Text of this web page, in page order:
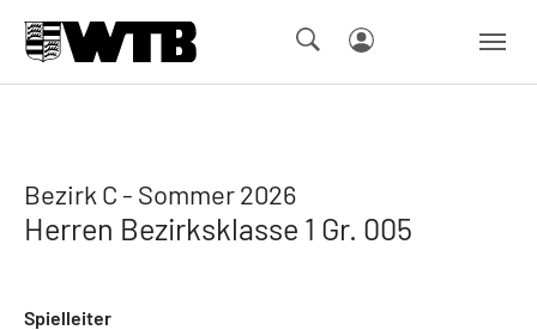
Bezirk C - Sommer 2026
Herren Bezirksklasse 1 Gr. 005
Spielleiter